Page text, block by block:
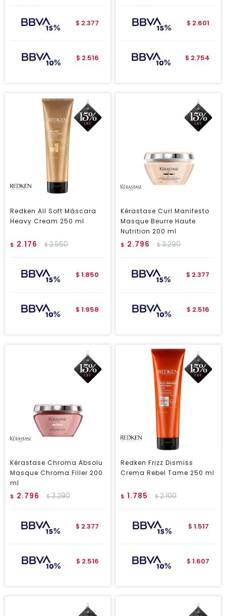
$ 2.377
$ 2.516
$ 2.601
$ 2.754
Redken All Soft Máscara
Heavy Cream 250 ml
$ 2.176 $2.560
$ 1.850
$ 1.958
Kérastase Curl Manifesto
Masque Beurre Haute
Nutrition 200 ml
$ 2.796 $3.290
$ 2.377
$ 2.516
Kérastase Chroma Absolu
Masque Chroma Filler 200
ml
$ 2.796 $3.290
$ 2.377
$ 2.516
Redken Frizz Dismiss
Crema Rebel Tame 250 ml
$ 1.785 $2.100
$ 1.517
$ 1.607